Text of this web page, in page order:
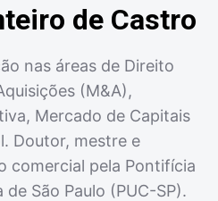
de Castro
nas áreas de Direito
(M&A),
Mercado de Capitais
Doutor, mestre e
comercial pela Pontifícia
São Paulo (PUC-SP).